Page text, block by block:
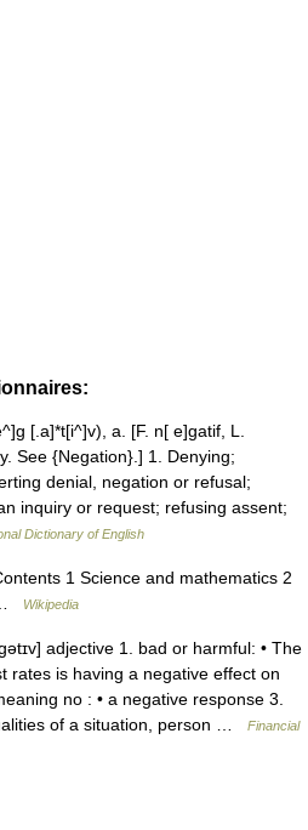
[.a]*t[i^]v), a. [F. n[ e]gatif, L.
See {Negation}.] 1. Denying;
denial, negation or refusal;
inquiry or request; refusing assent;
Dictionary of English
1 Science and mathematics 2
…
Wikipedia
adjective 1. bad or harmful: • The
rates is having a negative effect on
no : • a negative response 3.
of a situation, person …
Financial